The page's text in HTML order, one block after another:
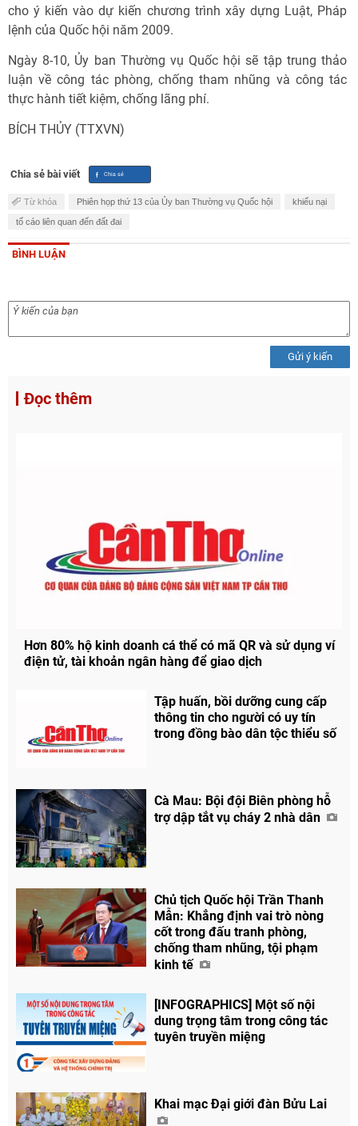
cho ý kiến vào dự kiến chương trình xây dựng Luật, Pháp
lệnh của Quốc hội năm 2009.
Ngày 8-10, Ủy ban Thường vụ Quốc hội sẽ tập trung thảo
luận về công tác phòng, chống tham nhũng và công tác
thực hành tiết kiệm, chống lãng phí.
BÍCH THỦY (TTXVN)
Chia sẻ bài viết
Từ khóa Phiên họp thứ 13 của Ủy ban Thường vụ Quốc hội khiếu nại
tố cáo liên quan đến đất đai
BÌNH LUẬN
Gửi ý kiến
Đọc thêm
Hơn 80% hộ kinh doanh cá thể có mã QR và sử dụng ví
điện tử, tài khoản ngân hàng để giao dịch
Tập huấn, bồi dưỡng cung cấp
thông tin cho người có uy tín
trong đồng bào dân tộc thiểu số
Cà Mau: Bội đội Biên phòng hỗ
trợ dập tắt vụ cháy 2 nhà dân
Chủ tịch Quốc hội Trần Thanh
Mẫn: Khẳng định vai trò nòng
cốt trong đấu tranh phòng,
chống tham nhũng, tội phạm
kinh tế
[INFOGRAPHICS] Một số nội
dung trọng tâm trong công tác
tuyên truyền miệng
Khai mạc Đại giới đàn Bửu Lai